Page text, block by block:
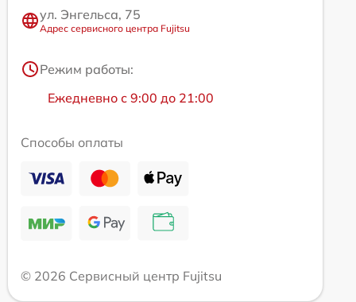
ул. Энгельса, 75
Адрес сервисного центра Fujitsu
Режим работы:
Ежедневно с 9:00 до 21:00
Способы оплаты
© 2026 Сервисный центр Fujitsu